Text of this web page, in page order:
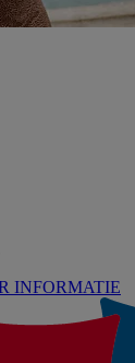
INFORMATIE